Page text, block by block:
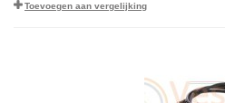
Toevoegen aan vergelijking